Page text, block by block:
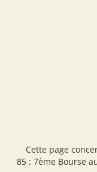
Cette page
85 : 7ème Bourse